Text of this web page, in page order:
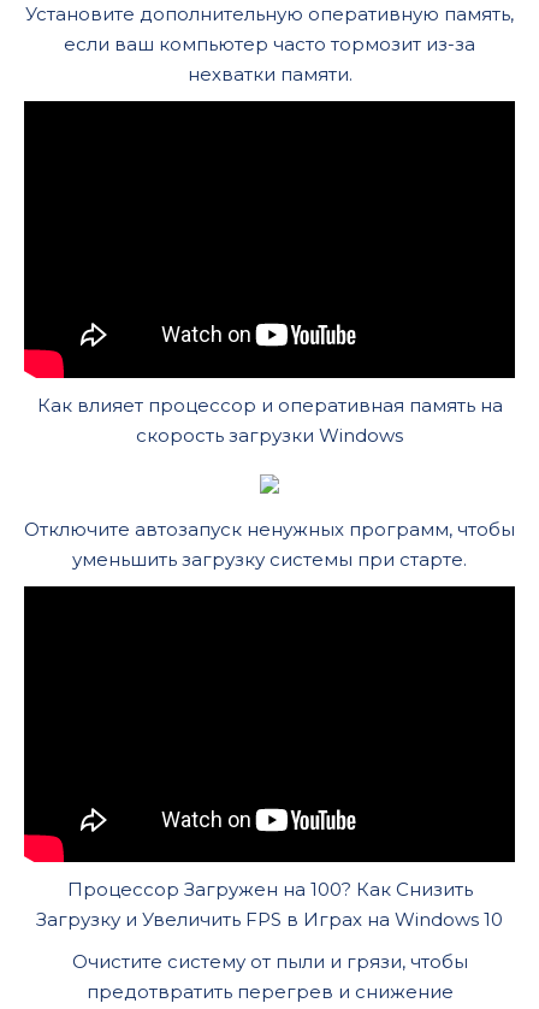
Установите дополнительную оперативную память,
если ваш компьютер часто тормозит из-за
нехватки памяти.
Как влияет процессор и оперативная память на
скорость загрузки Windows
Отключите автозапуск ненужных программ, чтобы
уменьшить загрузку системы при старте.
Процессор Загружен на 100? Как Снизить
Загрузку и Увеличить FPS в Играх на Windows 10
Очистите систему от пыли и грязи, чтобы
предотвратить перегрев и снижение